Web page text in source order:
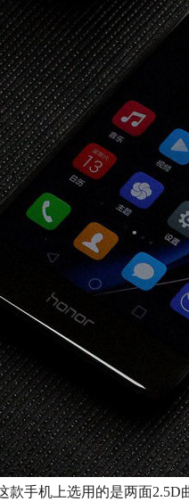
款手机上选用的是两面2.5D